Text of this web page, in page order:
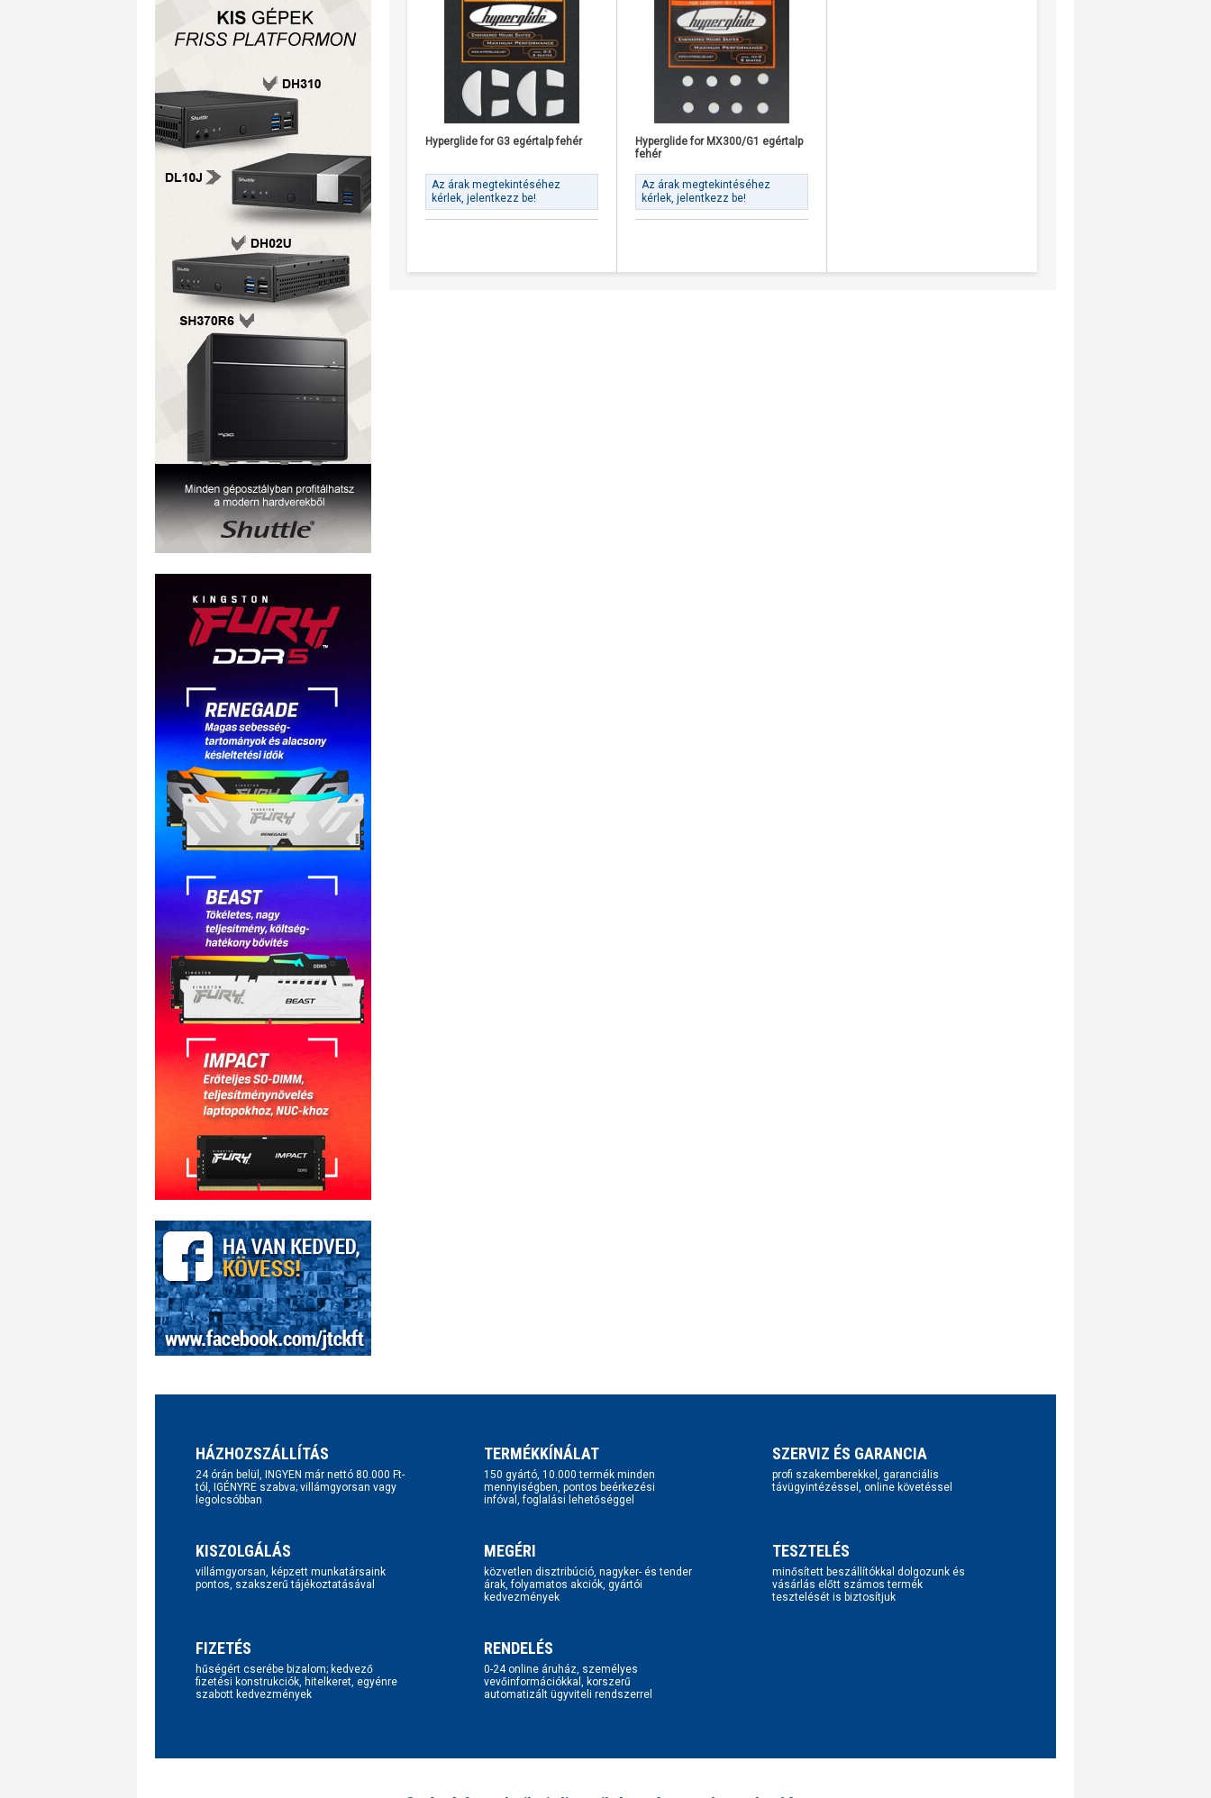
Hyperglide for G3 egértalp fehér
Az árak megtekintéséhez
kérlek, jelentkezz be!
Hyperglide for MX300/G1 egértalp
fehér
Az árak megtekintéséhez
kérlek, jelentkezz be!
HÁZHOZSZÁLLÍTÁS
24 órán belül, INGYEN már nettó 80.000 Ft-
tól, IGÉNYRE szabva; villámgyorsan vagy
legolcsóbban
TERMÉKKÍNÁLAT
150 gyártó, 10.000 termék minden
mennyiségben, pontos beérkezési
infóval, foglalási lehetőséggel
SZERVIZ ÉS GARANCIA
profi szakemberekkel, garanciális
távügyintézéssel, online követéssel
KISZOLGÁLÁS
villámgyorsan, képzett munkatársaink
pontos, szakszerű tájékoztatásával
MEGÉRI
közvetlen disztribúció, nagyker- és tender
árak, folyamatos akciók, gyártói
kedvezmények
TESZTELÉS
minősített beszállítókkal dolgozunk és
vásárlás előtt számos termék
tesztelését is biztosítjuk
FIZETÉS
hűségért cserébe bizalom; kedvező
fizetési konstrukciók, hitelkeret, egyénre
szabott kedvezmények
RENDELÉS
0-24 online áruház, személyes
vevőinformációkkal, korszerű
automatizált ügyviteli rendszerrel